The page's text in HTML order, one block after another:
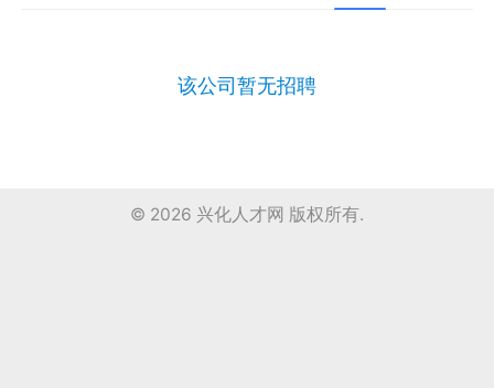
该公司暂无招聘
© 2026 兴化人才网 版权所有.